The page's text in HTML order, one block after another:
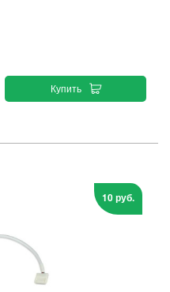
Купить
10 руб.